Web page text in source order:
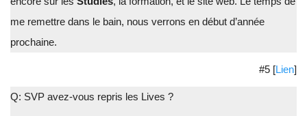
me remettre dans le bain, nous verrons en début d’année
prochaine.
#5 [Lien]
Q: SVP avez-vous repris les Lives ?